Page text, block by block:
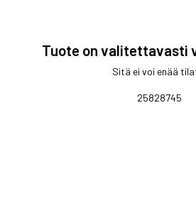
Tuote on valitettavasti
Sitä ei voi enää
25828745